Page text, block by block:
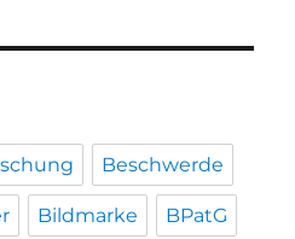
Beschwerde
Bildmarke BPatG